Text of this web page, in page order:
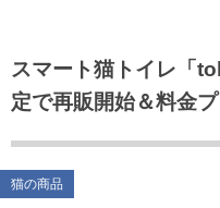
スマート猫トイレ「
定で再販開始＆料金
猫の商品
猫のゲーム・アプリ
猫のフリー写真素材